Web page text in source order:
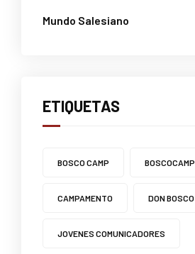
Mundo Salesiano
ETIQUETAS
BOSCO CAMP BOSCOCAMP
CAMPAMENTO DON BOSCO
JOVENES COMUNICADORES